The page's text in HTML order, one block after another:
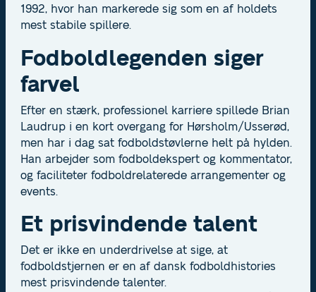
1992, hvor han markerede sig som en af holdets
mest stabile spillere.
Fodboldlegenden siger
farvel
Efter en stærk, professionel karriere spillede Brian
Laudrup i en kort overgang for Hørsholm/Usserød,
men har i dag sat fodboldstøvlerne helt på hylden.
Han arbejder som fodboldekspert og kommentator,
og faciliteter fodboldrelaterede arrangementer og
events.
Et prisvindende talent
Det er ikke en underdrivelse at sige, at
fodboldstjernen er en af dansk fodboldhistories
mest prisvindende talenter.